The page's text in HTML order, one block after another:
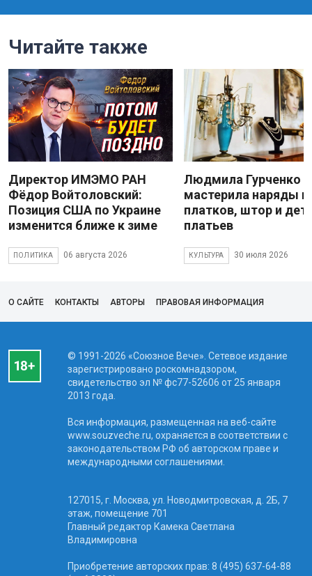
Читайте также
Директор ИМЭМО РАН
Фёдор Войтоловский:
Позиция США по Украине
изменится ближе к зиме
ПОЛИТИКА 06 августа 2026
Людмила Гурченко
мастерила наряды
платков, штор и
платьев
КУЛЬТУРА 30 июля 2026
О САЙТЕ КОНТАКТЫ АВТОРЫ ПРАВОВАЯ ИНФОРМАЦИЯ
© 1991-2026 «Союзное Вече». Сетевое издание
зарегистрировано роскомнадзором,
свидетельство эл № фc77-52606 от 25 января
2013 года.
Вся информация, размещенная на веб-сайте
www.souzveche.ru, охраняется в соответствии с
законодательством РФ об авторском праве и
международными соглашениями.
127015, г. Москва, ул. Новодмитровская, д. 2Б, 7
этаж, помещение 701
Главный редактор Камека Светлана
Владимировна
Приобретение авторских прав: 8 (495) 637-64-88